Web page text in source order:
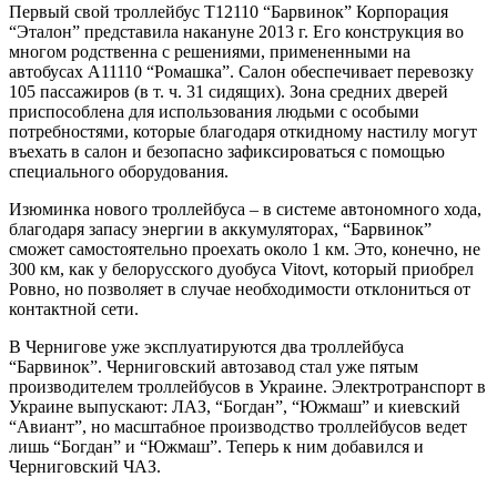
Первый свой троллейбус Т12110 “Барвинок” Корпорация
“Эталон” представила накануне 2013 г. Его конструкция во
многом родственна с решениями, примененными на
автобусах А11110 “Ромашка”. Салон обеспечивает перевозку
105 пассажиров (в т. ч. 31 сидящих). Зона средних дверей
приспособлена для использования людьми с особыми
потребностями, которые благодаря откидному настилу могут
въехать в салон и безопасно зафиксироваться с помощью
специального оборудования.
Изюминка нового троллейбуса – в системе автономного хода,
благодаря запасу энергии в аккумуляторах, “Барвинок”
сможет самостоятельно проехать около 1 км. Это, конечно, не
300 км, как у белорусского дуобуса Vitovt, который приобрел
Ровно, но позволяет в случае необходимости отклониться от
контактной сети.
В Чернигове уже эксплуатируются два троллейбуса
“Барвинок”. Черниговский автозавод стал уже пятым
производителем троллейбусов в Украине. Электротранспорт в
Украине выпускают: ЛАЗ, “Богдан”, “Южмаш” и киевский
“Авиант”, но масштабное производство троллейбусов ведет
лишь “Богдан” и “Южмаш”. Теперь к ним добавился и
Черниговский ЧАЗ.